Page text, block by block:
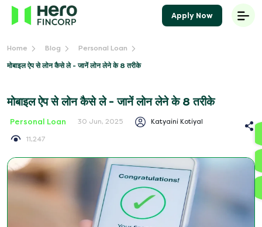
Home Blog Personal Loan
मोबाइल ऐप से लोन कैसे ले - जानें लोन लेने के 8 तरीके
मोबाइल ऐप से लोन कैसे ले - जानें लोन लेने के 8 तरीके
Personal Loan 30 Jun, 2025 Katyaini Kotiyal
11,247
Apply Now